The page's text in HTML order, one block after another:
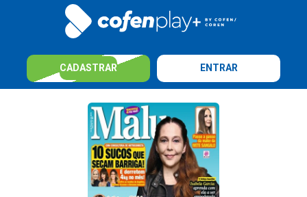
CADASTRAR ENTRAR